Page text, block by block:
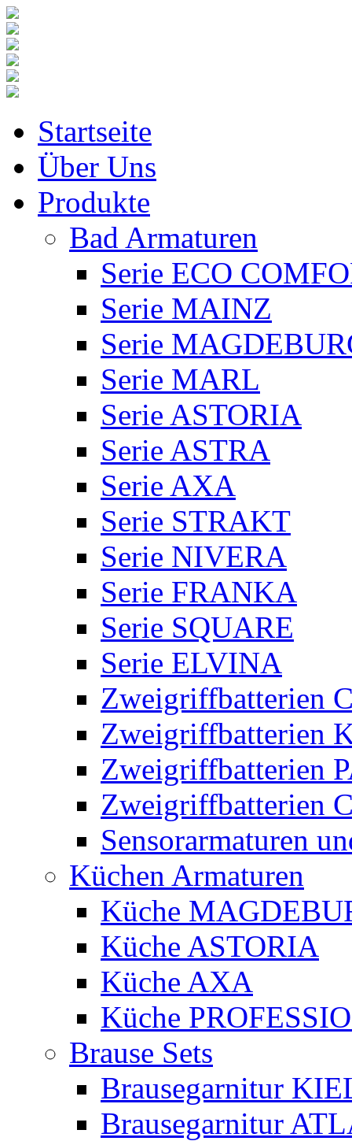
Startseite
Über Uns
Produkte
Bad Armaturen
Serie ECO
Serie MAINZ
Serie
Serie MARL
Serie ASTORIA
Serie ASTRA
Serie AXA
Serie STRAKT
Serie NIVERA
Serie FRANKA
Serie SQUARE
Serie ELVINA
Zweigriffbatterien
Zweigriffbatterien
Zweigriffbatterien
Zweigriffbatterien
Sensorarmaturen
Küchen Armaturen
Küche
Küche ASTORIA
Küche AXA
Küche
Brause Sets
Brausegarnitur
Brausegarnitur